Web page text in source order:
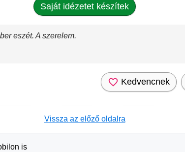
Saját idézetet készítek
eszét. A szerelem.
Kedvencnek
Vissza az előző oldalra
is